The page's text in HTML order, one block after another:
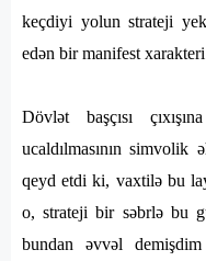
keçdiyi yolun strateji
edən bir manifest xarakteri
Dövlət başçısı
ucaldılmasının simvolik
qeyd etdi ki, vaxtilə bu
o, strateji bir səbrlə bu
bundan əvvəl demişdim